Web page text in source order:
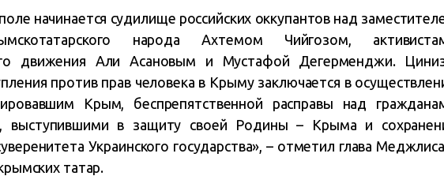
начинается судилище российских оккупантов над
народа Ахтемом Чийгозом,
движения Али Асановым и Мустафой Дегерменджи.
против прав человека в Крыму заключается в
Крым, беспрепятственной расправы над
выступившими в защиту своей Родины – Крыма и
Украинского государства», – отметил глава
татар.